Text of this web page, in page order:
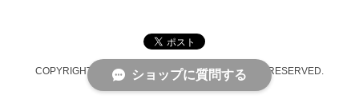
COPYRIGHT © PENCIL ONLINE SHOP ALL RIGHTS RESERVED.
ショップに質問する